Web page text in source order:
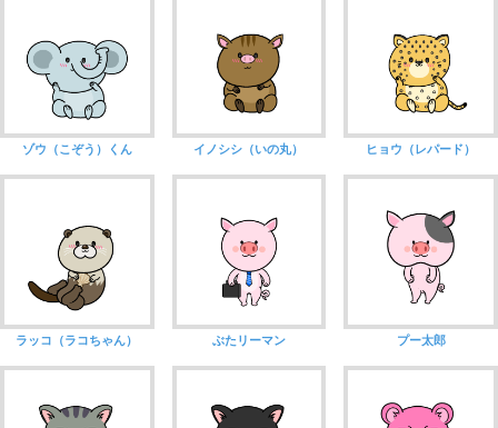
ゾウ（こぞう）くん イノシシ（いの丸） ヒョウ（レパード）
ラッコ（ラコちゃん） ぶたリーマン プー太郎